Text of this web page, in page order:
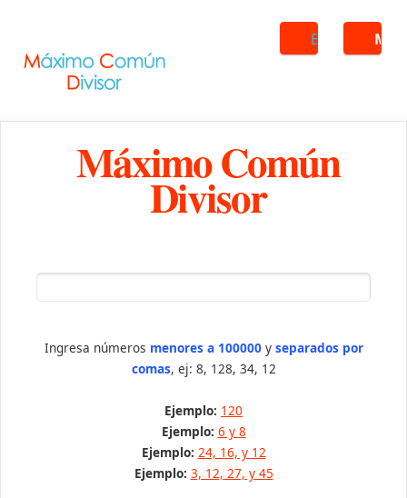
Buscar
Máximo Común
Divisor
Ingresa números menores a 100000y separados por
comas, ej: 8, 128, 34, 12
Ejemplo: 120
Ejemplo: 6 y 8
Ejemplo: 24, 16, y 12
Ejemplo: 3, 12, 27, y 45